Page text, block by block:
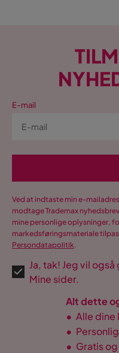
E-mail
Ved at indtaste min e-
modtage Trademax
mine personlige oplysninger,
markedsføringsmateriale
Persondatapolitik.
Ja, tak! Jeg vil
Mine sider.
Alt dette
• Alle dine
•
• Gratis